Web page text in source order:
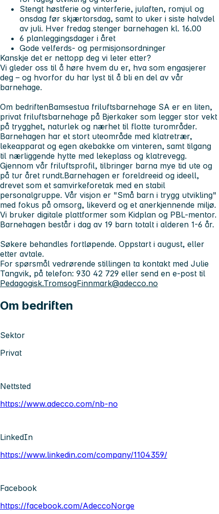
Stengt høstferie og vinterferie, julaften, romjul og
onsdag før skjærtorsdag, samt to uker i siste halvdel
av juli. Hver fredag stenger barnehagen kl. 16.00
6 planleggingsdager i året
Gode velferds- og permisjonsordninger
Kanskje det er nettopp deg vi leter etter?
Vi gleder oss til å høre hvem du er, hva som engasjerer
deg – og hvorfor du har lyst til å bli en del av vår
barnehage.
Om bedriftenBamsestua friluftsbarnehage SA er en liten,
privat friluftsbarnehage på Bjerkaker som legger stor vekt
på trygghet, naturlek og nærhet til flotte turområder.
Barnehagen har et stort uteområde med klatretrær,
lekeapparat og egen akebakke om vinteren, samt tilgang
til nærliggende hytte med lekeplass og klatrevegg.
Gjennom vår friluftsprofil, tilbringer barna mye tid ute og
på tur året rundt.Barnehagen er foreldreeid og ideell,
drevet som et samvirkeforetak med en stabil
personalgruppe. Vår visjon er "Små barn i trygg utvikling"
med fokus på omsorg, likeverd og et anerkjennende miljø.
Vi bruker digitale plattformer som Kidplan og PBL-mentor.
Barnehagen består i dag av 19 barn totalt i alderen 1-6 år.
Søkere behandles fortløpende. Oppstart i august, eller
etter avtale.
For spørsmål vedrørende stillingen ta kontakt med Julie
Tangvik, på telefon: 930 42 729 eller send en e-post til
Pedagogisk.TromsogFinnmark@adecco.no
Om bedriften
Sektor
Privat
Nettsted
https://www.adecco.com/nb-no
LinkedIn
https://www.linkedin.com/company/1104359/
Facebook
https://facebook.com/AdeccoNorge